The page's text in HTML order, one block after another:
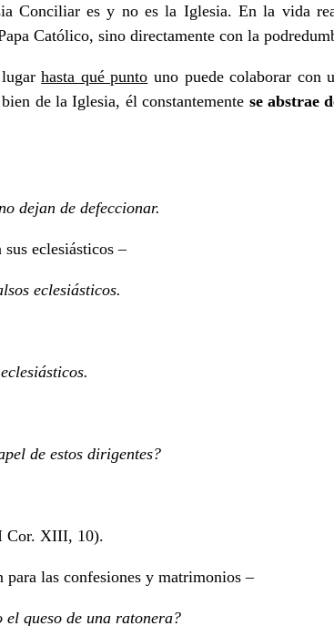
Conciliar es y no es la Iglesia. En la vida
Católico, sino directamente con la
lugarhasta qué punto uno puede colaborar con
de la Iglesia, él constantemente se abstrae
dejan de defeccionar.
eclesiásticos –
eclesiásticos.
de estos dirigentes?
Cor. XIII, 10).
las confesiones y matrimonios–
el queso de una ratonera?